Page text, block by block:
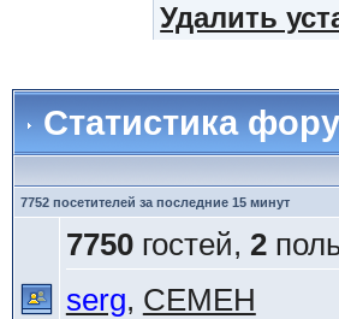
Удалить
Статистика
7752 посетителей за последние 15 минут
7750гостей, 2
serg, СЕМЕН